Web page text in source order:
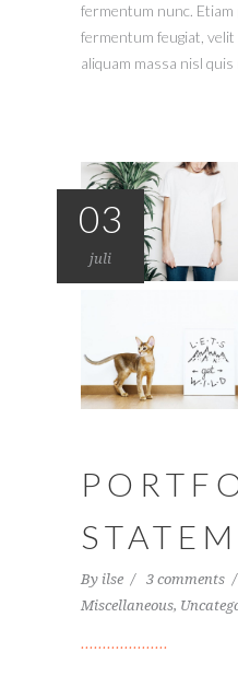
fermentum nunc.
fermentum feugiat,
aliquam massa nisl quis
03
juli
By ilse 3 comments
Miscellaneous,